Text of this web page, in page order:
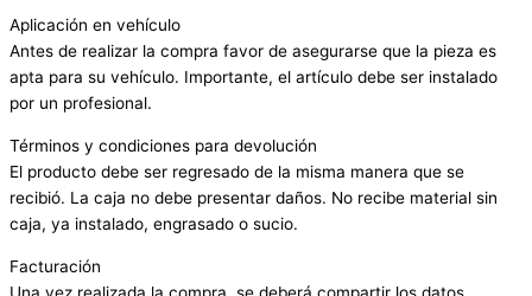
Aplicación en vehículo
Antes de realizar la compra favor de asegurarse que la pieza es
apta para su vehículo. Importante, el artículo debe ser instalado
por un profesional.
Términos y condiciones para devolución
El producto debe ser regresado de la misma manera que se
recibió. La caja no debe presentar daños. No recibe material sin
caja, ya instalado, engrasado o sucio.
Facturación
Una vez realizada la compra, se deberá compartir los datos